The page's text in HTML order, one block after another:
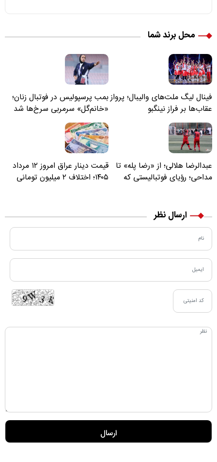
محل برند شما
فینال لیگ ملت‌های والیبال؛ پرواز
عقاب‌ها بر فراز نینگبو
بمب پرسپولیس در فوتبال زنان؛
«خانم‌گل» سرمربی سرخ‌ها شد
عبدالرضا هلالی؛ از «رضا پله» تا
مداحی؛ رؤیای فوتبالیستی که
قیمت دینار عراق امروز ۱۲ مرداد
۱۴۰۵؛ اختلاف ۲ میلیون تومانی
ارسال نظر